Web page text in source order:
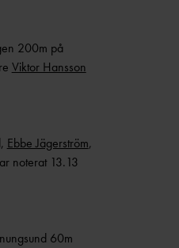
200m på
Viktor Hansson
Ebbe Jägerström,
noterat 13.13
60m